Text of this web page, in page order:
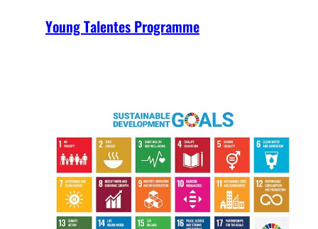
Young Talentes Programme